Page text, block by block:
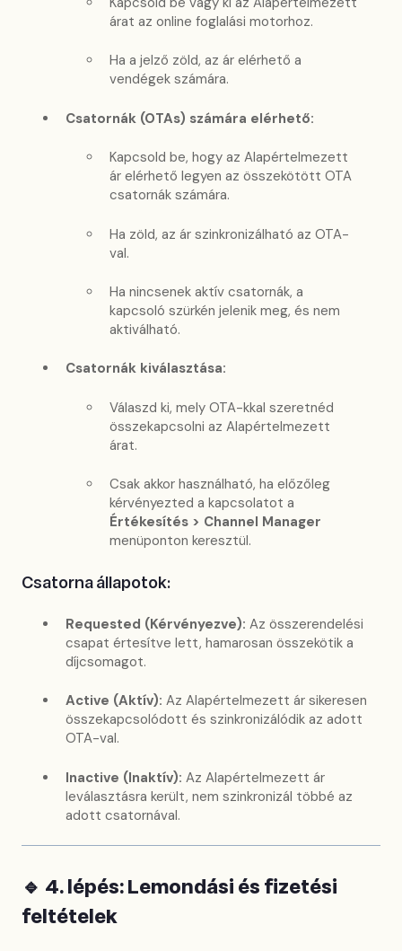
árat az online foglalási motorhoz.
Ha a jelző zöld, az ár elérhető a
vendégek számára.
Csatornák (OTAs) számára elérhető:
Kapcsold be, hogy az Alapértelmezett
ár elérhető legyen az összekötött OTA
csatornák számára.
Ha zöld, az ár szinkronizálható az OTA-
val.
Ha nincsenek aktív csatornák, a
kapcsoló szürkén jelenik meg, és nem
aktiválható.
Csatornák kiválasztása:
Válaszd ki, mely OTA-kkal szeretnéd
összekapcsolni az Alapértelmezett
árat.
Csak akkor használható, ha előzőleg
kérvényezted a kapcsolatot a
Értékesítés > Channel Manager
menüponton keresztül.
Csatorna állapotok:
Requested (Kérvényezve): Az összerendelési
csapat értesítve lett, hamarosan összekötik a
díjcsomagot.
Active (Aktív): Az Alapértelmezett ár sikeresen
összekapcsolódott és szinkronizálódik az adott
OTA-val.
Inactive (Inaktív): Az Alapértelmezett ár
leválasztásra került, nem szinkronizál többé az
adott csatornával.
🔹 4. lépés: Lemondási és fizetési
feltételek